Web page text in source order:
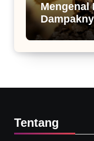
Mengenal
Rumah
Tentang